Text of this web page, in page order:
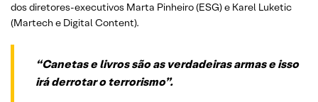
dos diretores-executivos Marta Pinheiro (ESG) e Karel Luketic
(Martech e Digital Content).
“Canetas e livros são as verdadeiras armas e isso
irá derrotar o terrorismo”.